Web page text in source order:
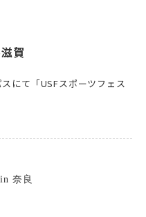
賀
にて「USFスポーツフェス